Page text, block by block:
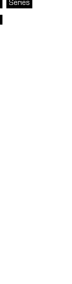
Series